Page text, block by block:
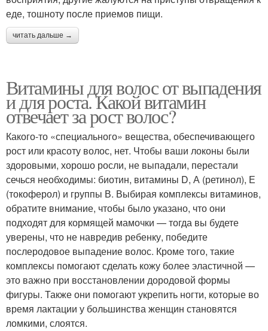
еде, тошноту после приемов пищи.
читать дальше →
Витамины для волос от выпадения
и для роста. Какой витамин
отвечает за рост волос?
Какого-то «специального» вещества, обеспечивающего
рост или красоту волос, нет. Чтобы ваши локоны были
здоровыми, хорошо росли, не выпадали, перестали
сечься необходимы: биотин, витамины D, А (ретинол), Е
(токоферол) и группы В. Выбирая комплексы витаминов,
обратите внимание, чтобы было указано, что они
подходят для кормящей мамочки — тогда вы будете
уверены, что не навредив ребенку, победите
послеродовое выпадение волос. Кроме того, такие
комплексы помогают сделать кожу более эластичной —
это важно при восстановлении дородовой формы
фигуры. Также они помогают укрепить ногти, которые во
время лактации у большинства женщин становятся
ломкими, слоятся.